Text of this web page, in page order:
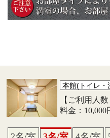
【ご利用人
料金：10,000